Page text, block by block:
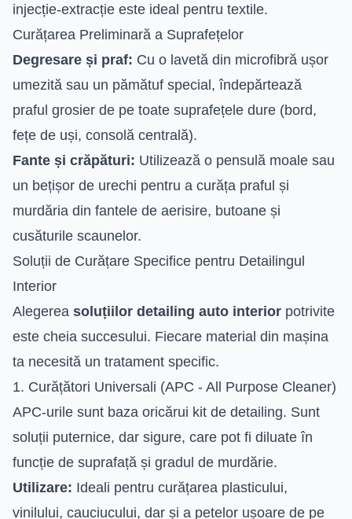
injecție-extracție este ideal pentru textile.
Curățarea Preliminară a Suprafețelor
Degresare și praf: Cu o lavetă din microfibră ușor
umezită sau un pămătuf special, îndepărtează
praful grosier de pe toate suprafețele dure (bord,
fețe de uși, consolă centrală).
Fante și crăpături: Utilizează o pensulă moale sau
un bețișor de urechi pentru a curăța praful și
murdăria din fantele de aerisire, butoane și
cusăturile scaunelor.
Soluții de Curățare Specifice pentru Detailingul
Interior
Alegerea soluțiilor detailing auto interior potrivite
este cheia succesului. Fiecare material din mașina
ta necesită un tratament specific.
1. Curățători Universali (APC - All Purpose Cleaner)
APC-urile sunt baza oricărui kit de detailing. Sunt
soluții puternice, dar sigure, care pot fi diluate în
funcție de suprafață și gradul de murdărie.
Utilizare: Ideali pentru curățarea plasticului,
vinilului, cauciucului, dar și a petelor ușoare de pe